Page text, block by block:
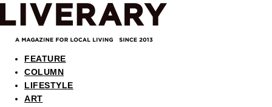
FEATURE
COLUMN
LIFESTYLE
ART